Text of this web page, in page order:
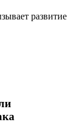
развитие